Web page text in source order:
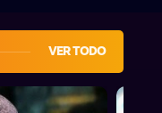
VER TODO